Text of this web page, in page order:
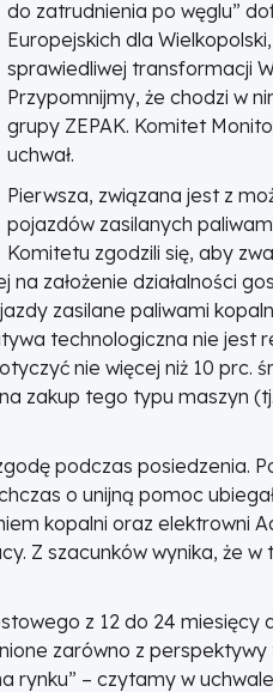
do zatrudnienia po węglu”
Europejskich dla
sprawiedliwej transformacji
Przypomnijmy, że chodzi w
grupy ZEPAK. Komitet
uchwał.
Pierwsza, związana jest z
pojazdów zasilanych
Komitetu zgodzili się, aby
założenie działalności
zasilane paliwami
technologiczna nie jest
nie więcej niż 10 prc.
zakup tego typu maszyn (tj.
podczas posiedzenia.
o unijną pomoc
kopalni oraz elektrowni
Z szacunków wynika, że
z 12 do 24 miesięcy
zarówno z
rynku” – czytamy w